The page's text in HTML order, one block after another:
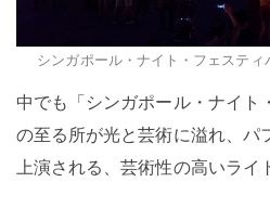
シンガポール・ナイト・フェステ
中でも「シンガポール・ナイト
の至る所が光と芸術に溢れ、パ
上演される、芸術性の高いライ